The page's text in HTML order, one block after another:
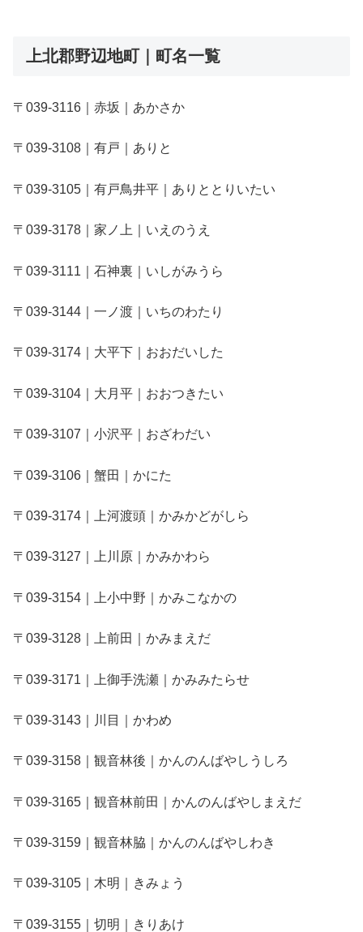
上北郡野辺地町｜町名一覧
〒039-3116｜赤坂｜あかさか
〒039-3108｜有戸｜ありと
〒039-3105｜有戸鳥井平｜ありととりいたい
〒039-3178｜家ノ上｜いえのうえ
〒039-3111｜石神裏｜いしがみうら
〒039-3144｜一ノ渡｜いちのわたり
〒039-3174｜大平下｜おおだいした
〒039-3104｜大月平｜おおつきたい
〒039-3107｜小沢平｜おざわだい
〒039-3106｜蟹田｜かにた
〒039-3174｜上河渡頭｜かみかどがしら
〒039-3127｜上川原｜かみかわら
〒039-3154｜上小中野｜かみこなかの
〒039-3128｜上前田｜かみまえだ
〒039-3171｜上御手洗瀬｜かみみたらせ
〒039-3143｜川目｜かわめ
〒039-3158｜観音林後｜かんのんばやしうしろ
〒039-3165｜観音林前田｜かんのんばやしまえだ
〒039-3159｜観音林脇｜かんのんばやしわき
〒039-3105｜木明｜きみょう
〒039-3155｜切明｜きりあけ